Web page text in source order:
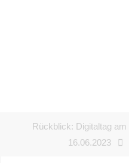
Rückblick: Digitaltag am
16.06.2023